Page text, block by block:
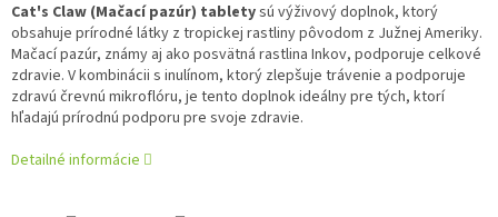
Cat's Claw (Mačací pazúr) tabletysú výživový doplnok, ktorý
obsahuje prírodné látky z tropickej rastliny pôvodom z Južnej Ameriky.
Mačací pazúr, známy aj ako posvätná rastlina Inkov, podporuje celkové
zdravie. V kombinácii s inulínom, ktorý zlepšuje trávenie a podporuje
zdravú črevnú mikroflóru, je tento doplnok ideálny pre tých, ktorí
hľadajú prírodnú podporu pre svoje zdravie.
Detailné informácie